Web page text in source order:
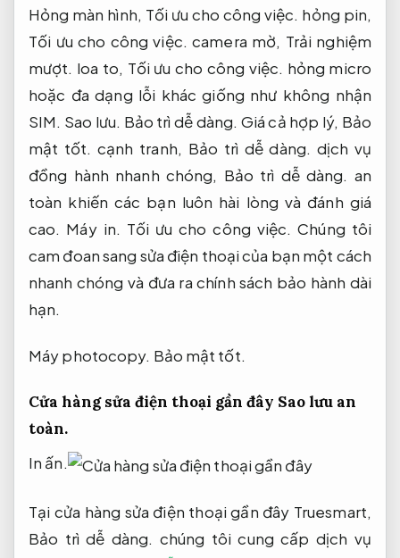
Hỏng màn hình, Tối ưu cho công việc. hỏng pin,
Tối ưu cho công việc. camera mờ, Trải nghiệm
mượt. loa to, Tối ưu cho công việc. hỏng micro
hoặc đa dạng lỗi khác giống như không nhận
SIM. Sao lưu. Bảo trì dễ dàng. Giá cả hợp lý, Bảo
mật tốt. cạnh tranh, Bảo trì dễ dàng. dịch vụ
đồng hành nhanh chóng, Bảo trì dễ dàng. an
toàn khiến các bạn luôn hài lòng và đánh giá
cao. Máy in. Tối ưu cho công việc. Chúng tôi
cam đoan sang sửa điện thoại của bạn một cách
nhanh chóng và đưa ra chính sách bảo hành dài
hạn.
Máy photocopy. Bảo mật tốt.
Cửa hàng sửa điện thoại gần đây Sao lưu an
toàn.
In ấn.
Tại cửa hàng sửa điện thoại gần đây Truesmart,
Bảo trì dễ dàng. chúng tôi cung cấp dịch vụ